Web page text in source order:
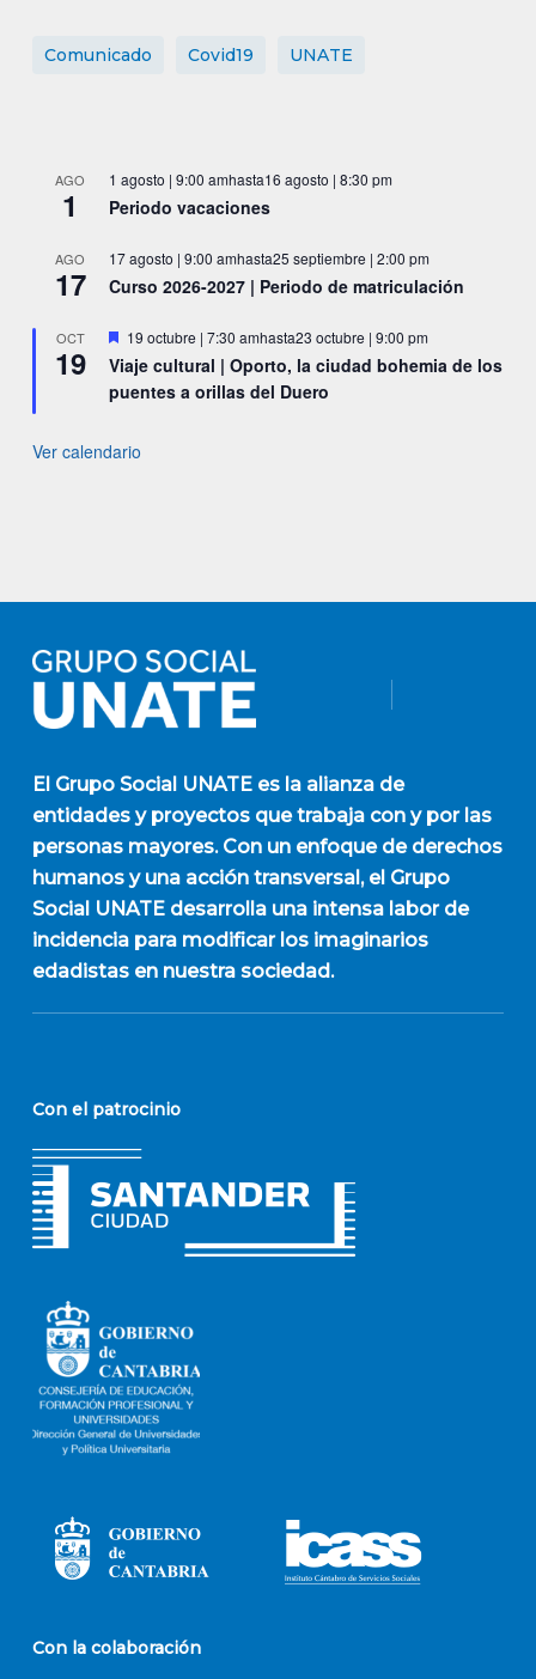
Comunicado Covid19 UNATE
AGO
1
1 agosto | 9:00 amhasta16 agosto | 8:30 pm
Periodo vacaciones
AGO
17
17 agosto | 9:00 amhasta25 septiembre | 2:00 pm
Curso 2026-2027 | Periodo de matriculación
OCT
19
Destacado
19 octubre | 7:30 amhasta23 octubre | 9:00 pm
Viaje cultural | Oporto, la ciudad bohemia de los
puentes a orillas del Duero
Ver calendario
El Grupo Social UNATEes la alianza de
entidades y proyectos que trabaja con y por las
personas mayores. Con un enfoque de derechos
humanos y una acción transversal, el Grupo
Social UNATE desarrolla una intensa labor de
incidencia para modificar los imaginarios
edadistas en nuestra sociedad.
Con el patrocinio
Con la colaboración